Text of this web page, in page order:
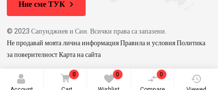
0
0
0
Ние сме ТУК
© 2023 Сапунджиев и Син. Всички права са запазени.
Не продавай моята лична информация Правила и условия Политика
за поверителност Карта на сайта